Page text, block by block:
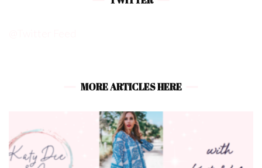
MORE ARTICLES HERE